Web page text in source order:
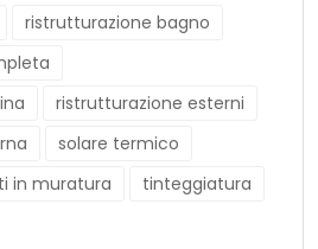
ristrutturazione bagno
ristrutturazione esterni
solare termico
in muratura tinteggiatura